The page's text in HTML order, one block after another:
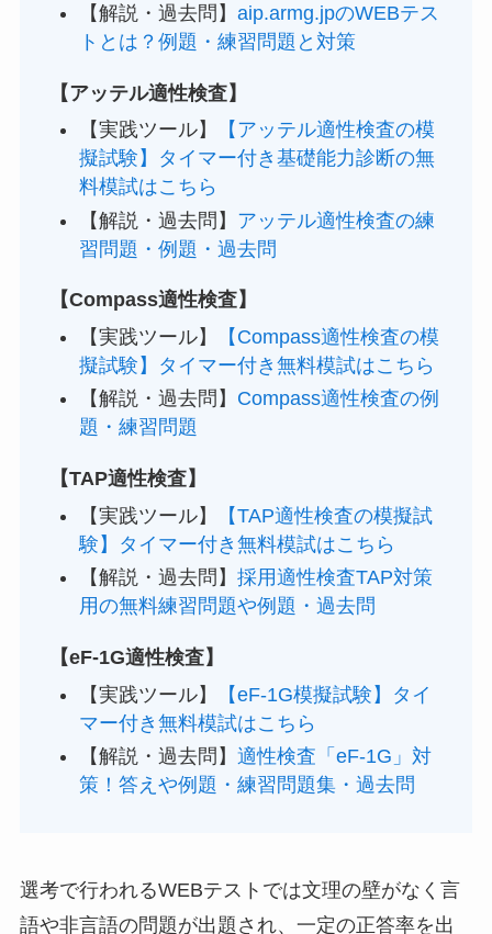
【解説・過去問】 aip.armg.jpのWEBテス
トとは？例題・練習問題と対策
【アッテル適性検査】
【実践ツール】
【アッテル適性検査の模
擬試験】タイマー付き基礎能力診断の無
料模試はこちら
【解説・過去問】 アッテル適性検査の練
習問題・例題・過去問
【Compass適性検査】
【実践ツール】
【Compass適性検査の模
擬試験】タイマー付き無料模試はこちら
【解説・過去問】 Compass適性検査の例
題・練習問題
【TAP適性検査】
【実践ツール】
【TAP適性検査の模擬試
験】タイマー付き無料模試はこちら
【解説・過去問】 採用適性検査TAP対策
用の無料練習問題や例題・過去問
【eF-1G適性検査】
【実践ツール】
【eF-1G模擬試験】タイ
マー付き無料模試はこちら
【解説・過去問】 適性検査「eF-1G」対
策！答えや例題・練習問題集・過去問
選考で行われるWEBテストでは文理の壁がなく言
語や非言語の問題が出題され、一定の正答率を出